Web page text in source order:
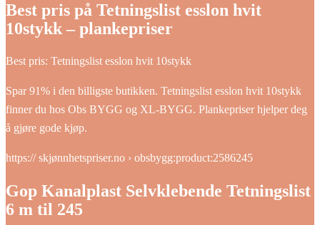
Best pris på Tetningslist esslon hvit
10stykk – plankepriser
Best pris: Tetningslist esslon hvit 10stykk
Spar 91% i den billigste butikken. Tetningslist esslon hvit 10stykk
finner du hos Obs BYGG og XL-BYGG. Plankepriser hjelper deg
å gjøre gode kjøp.
https:// skjønnhetspriser.no › obsbygg:product:2586245
Gop Kanalplast Selvklebende Tetningslist
6 m til 245